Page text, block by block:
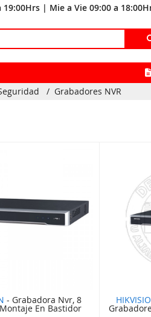
19:00Hrs | Mie a Vie 09:00 a
/ Grabadores NVR
- Grabadora Nvr, 8
En Bastidor